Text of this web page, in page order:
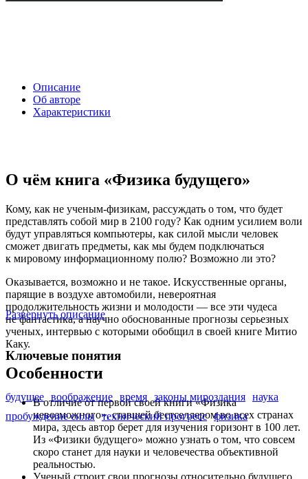
Описание
Об авторе
Характеристики
О чём книга «Физика будущего»
Кому, как не ученым-физикам, рассуждать о том, что будет
представлять собой мир в 2100 году? Как одним усилием воли
будут управляться компьютеры, как силой мысли человек
сможет двигать предметы, как мы будем подключаться
к мировому информационному полю? Возможно ли это?
Оказывается, возможно и не такое. Искусственные органы,
парящие в воздухе автомобили, невероятная
продолжительность жизни и молодости — все эти чудеса
не фантастика, а научно обоснованные прогнозы серьезных
ученых, интервью с которыми обобщил в своей книге Митио
Каку.
Особенности
В отличие от первой своей книги «Физика
невозможного», ставшей бестселлером во всех странах
мира, здесь автор берет для изучения горизонт в 100 лет.
Из «Физики будущего» можно узнать о том, что совсем
скоро станет для науки и человечества объективной
реальностью.
Ученый строит свои прогнозы относительно будущего,
Развернуть описание
Ключевые понятия
будущее воображение время законы мироздания наука
пробуждение силы технический прогресс физика